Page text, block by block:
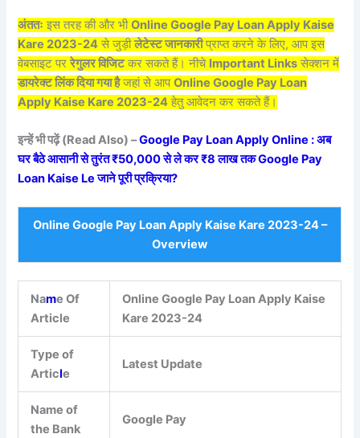
अंततः इस तरह की और भीOnline Google Pay Loan Apply Kaise
Kare 2023-24 से जुड़ीलेटेस्ट जानकारीप्राप्त करने के लिए, आप इस
वेबसाइट पररेगुलर विजिटकर सकते हैं। नीचे Important Links सेक्शन में
डायरेक्ट लिंक दिया गया हैजहां से आपOnline Google Pay Loan
Apply Kaise Kare 2023-24 हेतु आवेदन कर सकते हैं।
इन्हें भी पढ़ें (Read Also) –Google Pay Loan Apply Online : अब
घर बैठे आसानी से तुरंत ₹50,000 से ले कर ₹8 लाख तक Google Pay
Loan Kaise Le जाने पूरी प्रक्रिया?
Online Google Pay Loan Apply Kaise Kare 2023-24 –
Overview
Name Of
Article
Online Google Pay Loan Apply Kaise
Kare 2023-24
Type of
Article
Latest Update
Name of
the Bank
Google Pay